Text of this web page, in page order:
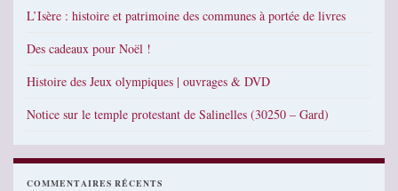
L’Isère : histoire et patrimoine des communes à portée de livres
Des cadeaux pour Noël !
Histoire des Jeux olympiques | ouvrages & DVD
Notice sur le temple protestant de Salinelles (30250 – Gard)
COMMENTAIRES RÉCENTS